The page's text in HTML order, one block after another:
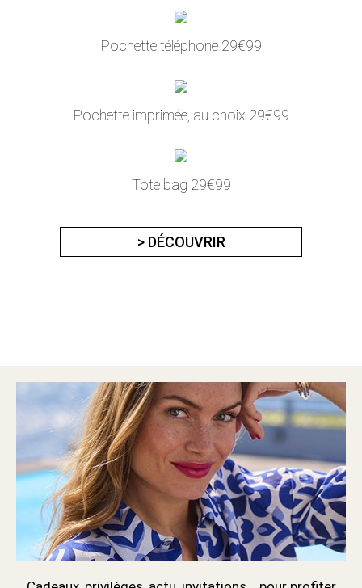
Pochette téléphone 29€99
Pochette imprimée, au choix 29€99
Tote bag 29€99
> DÉCOUVRIR